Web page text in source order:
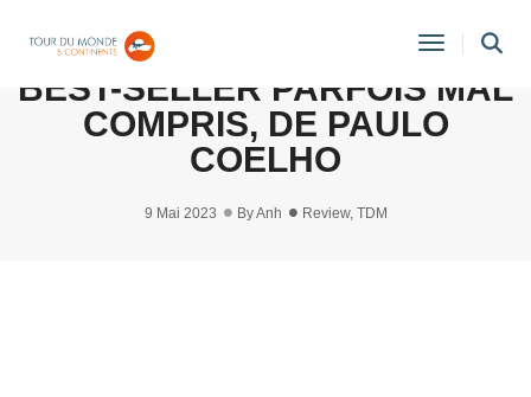
Toggle
[AVIS] L’ALCHIMISTE, UN
BEST-SELLER PARFOIS MAL
COMPRIS, DE PAULO
COELHO
9 Mai 2023 ByAnh Review, TDM